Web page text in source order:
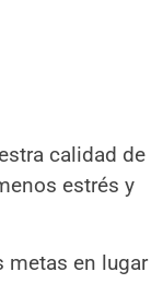
calidad de
estrés y
metas en lugar